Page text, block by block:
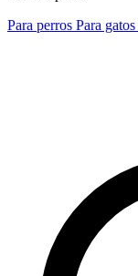
Para perros Para gatos